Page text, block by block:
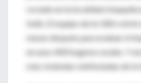
rociado en la localidad chaqueña
Indio. El equipo de la UBA volvió
meses después para evaluar el
en unos 400 hogares rurales. Y
más viviendas reinfestadas de lo